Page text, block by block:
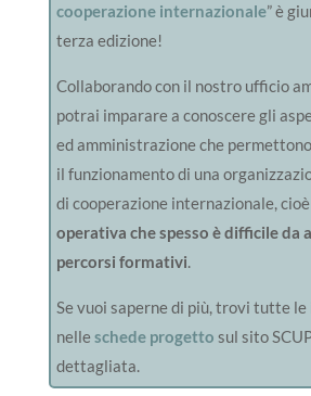
cooperazione internazionale” è
terza edizione!
Collaborando con il nostro ufficio
potrai imparare a conoscere gli
ed amministrazione che permettono
il funzionamento di una
di cooperazione internazionale, cioè
operativa che spesso è difficile da
percorsi formativi.
Se vuoi saperne di più, trovi tutte le
nelleschede progetto sul sito
dettagliata.